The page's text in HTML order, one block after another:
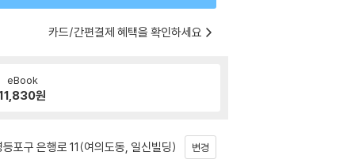
카드/간편결제 혜택을 확인하세요
eBook
원
포구 은행로 11(여의도동, 일신빌딩) 변경